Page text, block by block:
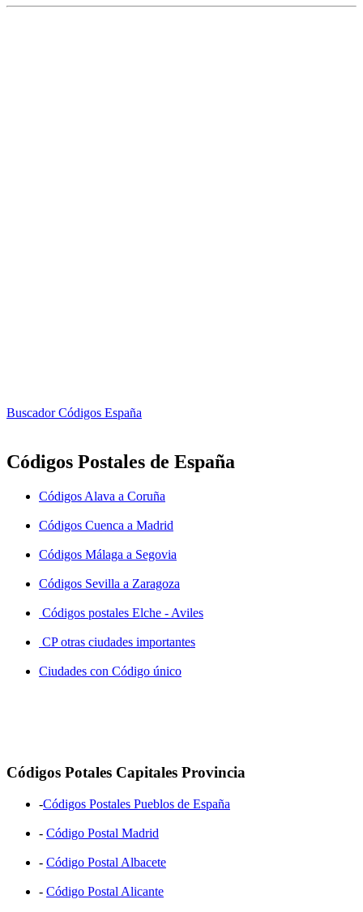
Buscador Códigos España
Códigos Postales de España
Códigos Alava a Coruña
Códigos Cuenca a Madrid
Códigos Málaga a Segovia
Códigos Sevilla a Zaragoza
Códigos postales Elche - Aviles
CP otras ciudades importantes
Ciudades con Código único
Códigos Potales Capitales Provincia
-Códigos Postales Pueblos de España
- Código Postal Madrid
- Código Postal Albacete
- Código Postal Alicante